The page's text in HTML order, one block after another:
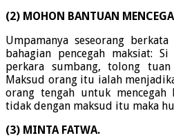
(2) MOHON BANTUAN
Umpamanya seseorang
bahagian pencegah maksiat:
perkara sumbang, tolong
Maksud orang itu ialah
orang tengah untuk mencegah
tidak dengan maksud itu maka
(3) MINTA FATWA.